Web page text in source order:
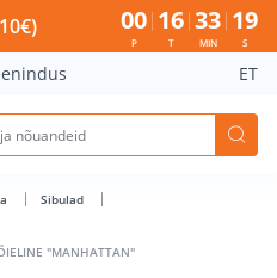
TOPELTÕIELINE
00
P
16
T
33
MIN
19
S
ET
Sibulad
"MANHATTAN"